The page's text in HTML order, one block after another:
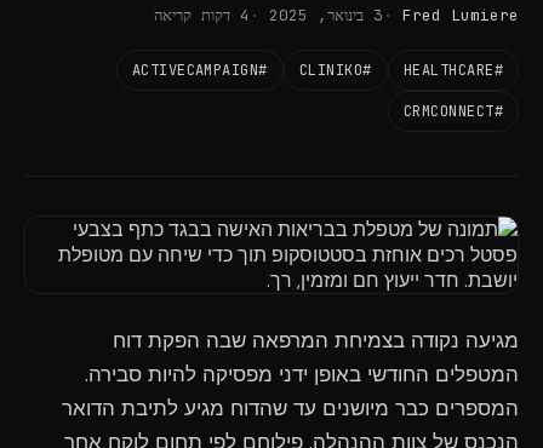
Fred Lumiere 3 בינואר, 2025 4 דקות קריאה
#HEALTHCARE
#CLINIKO
#ACTIVECAMPAIGN
#CRMCONNECT
מגיעה נקודה בצמיחת המרפאה שבה הפקת דוח
המטפלים החודשי באופן ידני מפסיקה להיות סבירה.
המספרים כבר מיושנים עד שהדוח מגיע לתיבת הדואר
הנכנס של צוות ההנהלה. פילוחם לפי תחום לוקח אחר